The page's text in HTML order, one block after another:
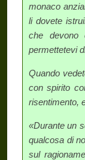
monaco
li dovete
che de­vono
permettetevi
Quando
con spirito
risentimento,
«Durante un
qualcosa di
sul